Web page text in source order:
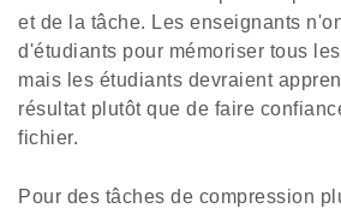
et de la tâche. Les enseignants
d'étudiants pour mémoriser tous
mais les étudiants devraient
résultat plutôt que de faire
fichier.
Pour des tâches de compression